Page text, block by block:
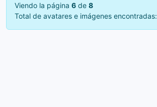
Viendo la página 6 de 8
Total de avatares e imágenes encontradas: